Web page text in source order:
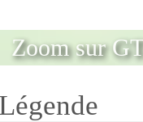
Zoom sur